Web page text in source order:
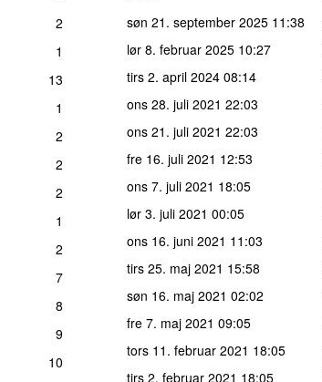
2
1
13
1
2
2
2
1
2
7
8
9
10
søn 21. september 2025 11:38
lør 8. februar 2025 10:27
tirs 2. april 2024 08:14
ons 28. juli 2021 22:03
ons 21. juli 2021 22:03
fre 16. juli 2021 12:53
ons 7. juli 2021 18:05
lør 3. juli 2021 00:05
ons 16. juni 2021 11:03
tirs 25. maj 2021 15:58
søn 16. maj 2021 02:02
fre 7. maj 2021 09:05
tors 11. februar 2021 18:05
tirs 2. februar 2021 18:05